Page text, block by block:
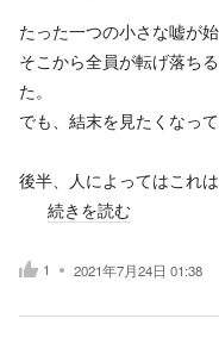
たった一つの小さな嘘が始
そこから全員が転げ落ち
た。
でも、結末を見たくなっ
後半、人によってはこれ
続きを読む
1 2021年7月24日 01:38